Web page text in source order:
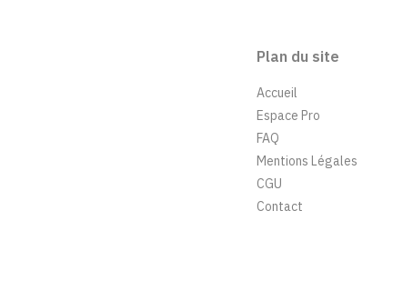
Plan du site
Accueil
Espace Pro
FAQ
Mentions Légales
CGU
Contact